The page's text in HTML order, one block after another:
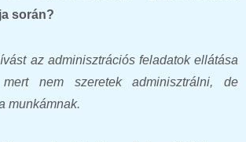
során?
az adminisztrációs feladatok ellátása
nem szeretek adminisztrálni, de
munkámnak.